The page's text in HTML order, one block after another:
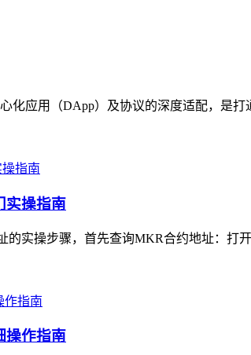
化应用（DApp）及协议的深度适配，是
实操指南
实操步骤，首先查询MKR合约地址：打
操作指南